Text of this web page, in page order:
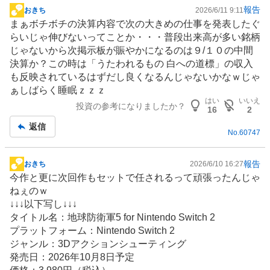
掲
示
板
記
事
おきち 2026/6/11 9:11 報告
まぁボチボチの決算内容で次の大きめの仕事を発表したぐ
らいじゃ伸びないってことか・・・普段出来高が多い銘柄
じゃないから次掲示板が賑やかになるのは９/１０の中間
決算か？この時は「うたわれるもの 白への道標」の収入
も反映されているはずだし良くなるんじゃないかなｗじゃ
ぁしばらく睡眠ｚｚｚ
投資の参考になりましたか？
はい
16
いいえ
2
返信
No.60747
掲
示
板
記
事
おきち 2026/6/10 16:27報告
今作と更に次回作もセットで任されるって頑張ったんじゃ
ねぇのｗ
↓↓↓以下写し↓↓↓
タイトル名：地球防衛軍5 for Nintendo Switch 2
プラットフォーム：Nintendo Switch 2
ジャンル：3Dアクションシューティング
発売日：2026年10月8日予定